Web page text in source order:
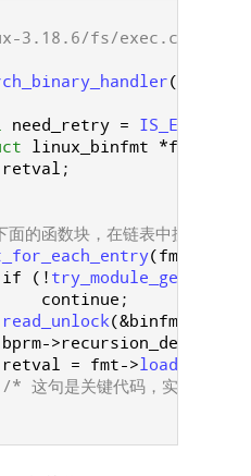
fs/exec.c
(
need_retry = IS_ENABLED
linux_binfmt *fmt
retval ;
的函数块，在链表中搜索可以
(fmt
if ( ! try_module_get
continue ;
read_unlock(&binfmt_lock
bprm->recursion_depth
retval = fmt->load_binary
/* 这句是关键代码，实际调用